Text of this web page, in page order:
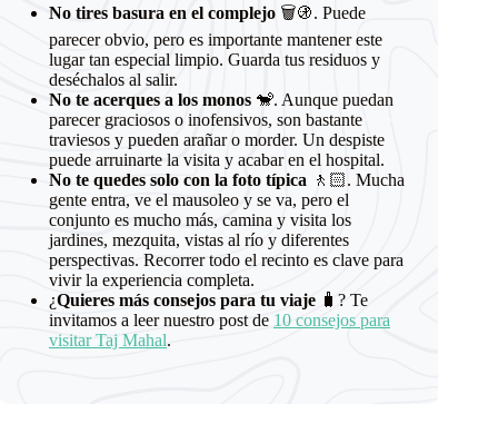
No tires basura en el complejo 🗑️🚯. Puede
parecer obvio, pero es importante mantener este
lugar tan especial limpio. Guarda tus residuos y
deséchalos al salir.
No te acerques a los monos 🐒. Aunque puedan
parecer graciosos o inofensivos, son bastante
traviesos y pueden arañar o morder. Un despiste
puede arruinarte la visita y acabar en el hospital.
No te quedes solo con la foto típica 🚶🏻. Mucha
gente entra, ve el mausoleo y se va, pero el
conjunto es mucho más, camina y visita los
jardines, mezquita, vistas al río y diferentes
perspectivas. Recorrer todo el recinto es clave para
vivir la experiencia completa.
¿Quieres más consejos para tu viaje 🧳? Te
invitamos a leer nuestro post de 10 consejos para
visitar Taj Mahal.